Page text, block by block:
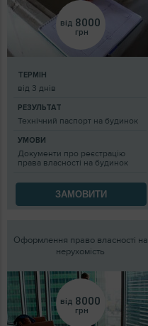
від 8000
грн
ТЕРМІН
від 3 днів
РЕЗУЛЬТАТ
Технічний паспорт на будинок
УМОВИ
Документи про реєстрацію
права власності на будинок
ЗАМОВИТИ
Оформлення право власності на
нерухомість
від 8000
грн